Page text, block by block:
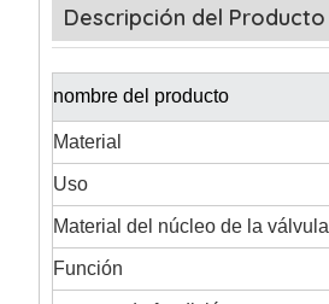
Descripción del Producto
nombre del producto
Material
Uso
Material del núcleo de la válvula
Función